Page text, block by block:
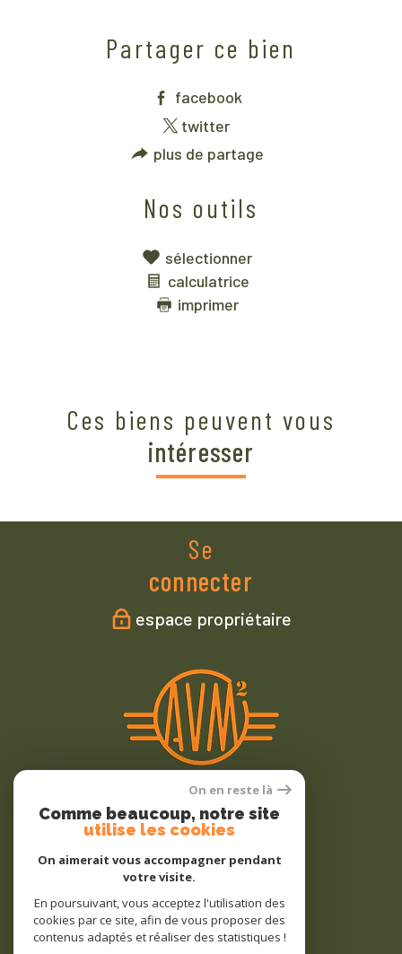
Partager ce bien
facebook
twitter
plus de partage
Nos outils
sélectionner
calculatrice
imprimer
Ces biens peuvent vous
intéresser
Se
connecter
espace propriétaire
Nous
adhérons
On en reste là
Comme beaucoup, notre site
utilise les cookies
On aimerait vous accompagner pendant
votre visite.
En poursuivant, vous acceptez l'utilisation des
cookies par ce site, afin de vous proposer des
contenus adaptés et réaliser des statistiques !